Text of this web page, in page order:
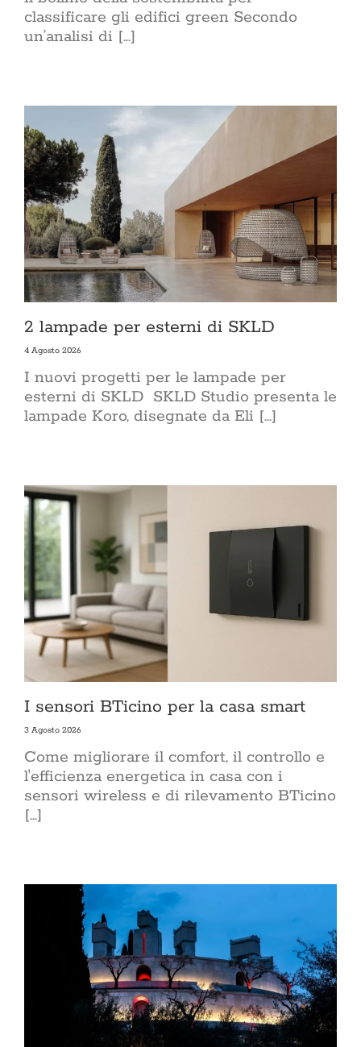
classificare gli edifici green Secondo
un’analisi di [...]
2 lampade per esterni di SKLD
4 Agosto 2026
I nuovi progetti per le lampade per
esterni di SKLD SKLD Studio presenta le
lampade Koro, disegnate da Eli [...]
I sensori BTicino per la casa smart
3 Agosto 2026
Come migliorare il comfort, il controllo e
l'efficienza energetica in casa con i
sensori wireless e di rilevamento BTicino
[...]